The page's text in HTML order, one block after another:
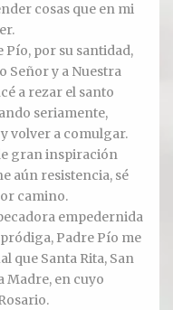
cosas que en mi
Pío, por su santidad,
Señor y a Nuestra
a rezar el santo
seriamente,
volver a comulgar.
gran inspiración
aún resistencia, sé
camino.
empedernida
Padre Pío me
que Santa Rita, San
Madre, en cuyo